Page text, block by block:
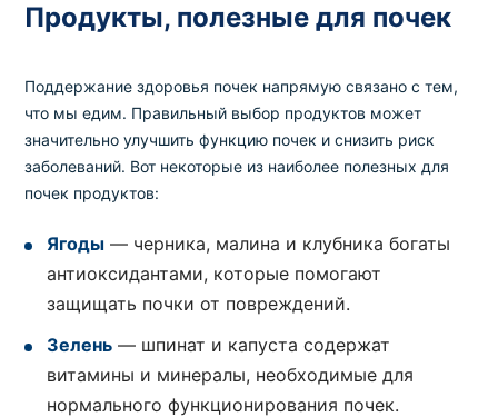
Продукты, полезные для почек
Поддержание здоровья почек напрямую связано с тем,
что мы едим. Правильный выбор продуктов может
значительно улучшить функцию почек и снизить риск
заболеваний. Вот некоторые из наиболее полезных для
почек продуктов:
Ягоды — черника, малина и клубника богаты
антиоксидантами, которые помогают
защищать почки от повреждений.
Зелень — шпинат и капуста содержат
витамины и минералы, необходимые для
нормального функционирования почек.